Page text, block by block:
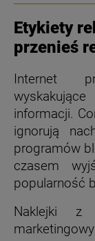
Etykiety
przenieś
Internet
informacji.
ignorują
programów
czasem
popularność
Naklejki z